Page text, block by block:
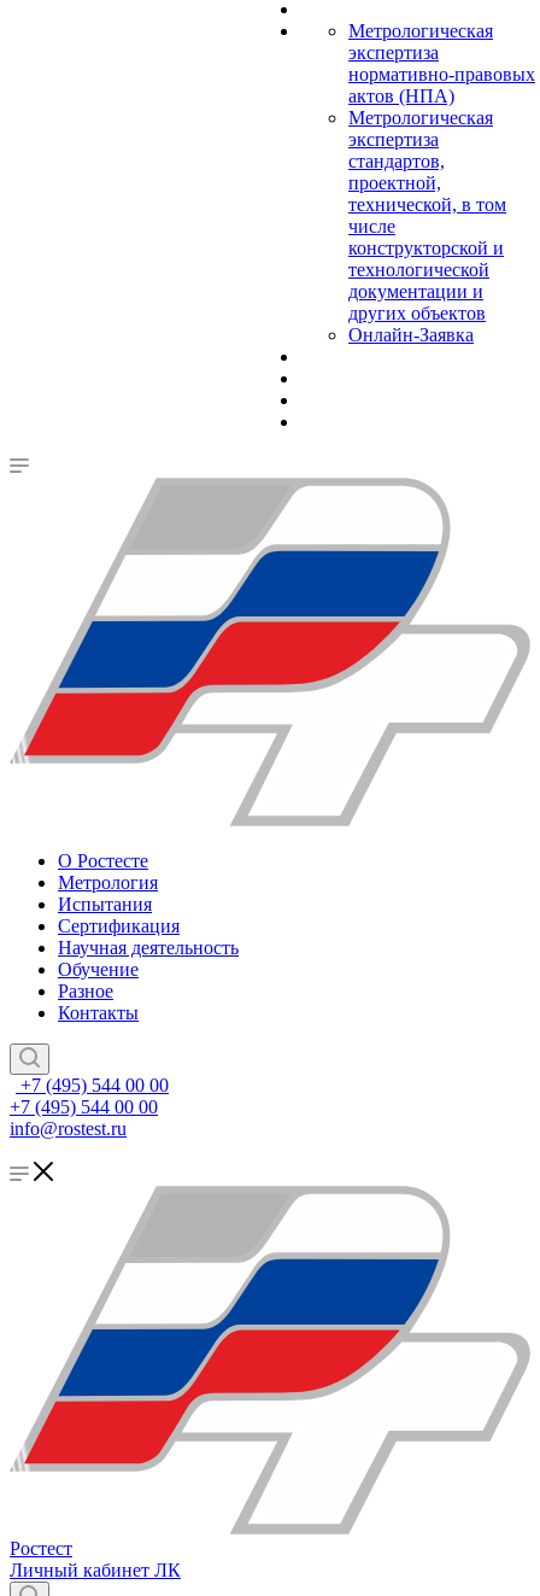
Метрологическая
экспертиза
нормативно-правовых
актов (НПА)
Метрологическая
экспертиза
стандартов,
проектной,
технической, в том
числе
конструкторской и
технологической
документации и
других объектов
Онлайн-Заявка
О Ростесте
Метрология
Испытания
Сертификация
Научная деятельность
Обучение
Разное
Контакты
+7 (495) 544 00 00
+7 (495) 544 00 00
info@rostest.ru
Ростест
Личный кабинет ЛК